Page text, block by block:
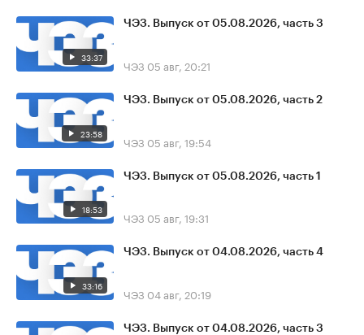
33:37
ЧЭЗ. Выпуск от 05.08.2026, часть 3
ЧЭЗ 05 авг, 20:21
23:58
ЧЭЗ. Выпуск от 05.08.2026, часть 2
ЧЭЗ 05 авг, 19:54
18:53
ЧЭЗ. Выпуск от 05.08.2026, часть 1
ЧЭЗ 05 авг, 19:31
33:16
ЧЭЗ. Выпуск от 04.08.2026, часть 4
ЧЭЗ 04 авг, 20:19
ЧЭЗ. Выпуск от 04.08.2026, часть 3